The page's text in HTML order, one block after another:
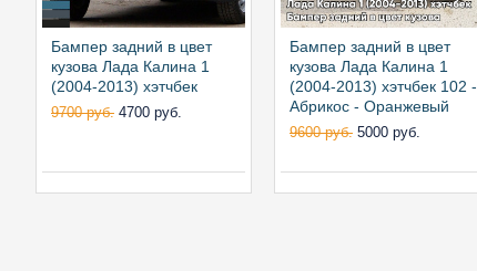
Бампер задний в цвет
кузова Лада Калина 1
(2004-2013) хэтчбек
9700 руб. 4700 руб.
Бампер задний в цвет
кузова Лада Калина 1
(2004-2013) хэтчбек 102 -
Абрикос - Оранжевый
9600 руб. 5000 руб.